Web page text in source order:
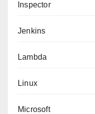
Inspector
Jenkins
Lambda
Linux
Microsoft